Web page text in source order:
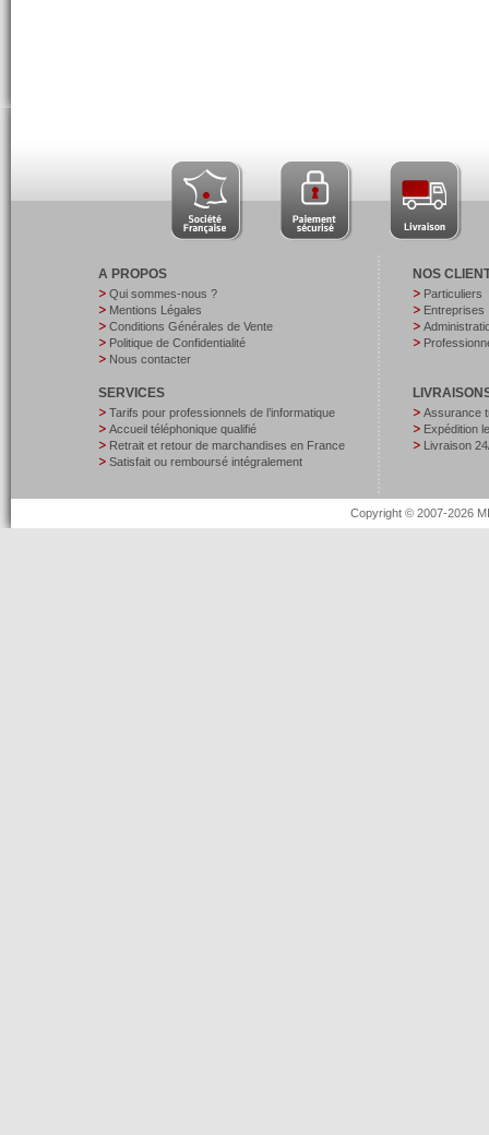
A PROPOS
Qui sommes-nous ?
Mentions Légales
Conditions Générales de Vente
Politique de Confidentialité
Nous contacter
SERVICES
Tarifs pour professionnels de l’informatique
Accueil téléphonique qualifié
Retrait et retour de marchandises en France
Satisfait ou remboursé intégralement
NOS
Particuliers
Entreprises
Assurance
Expédition
Livraison
Copyright © 2007-2026